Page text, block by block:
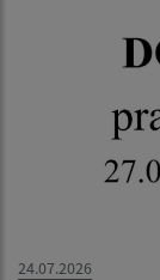
24.07.2026